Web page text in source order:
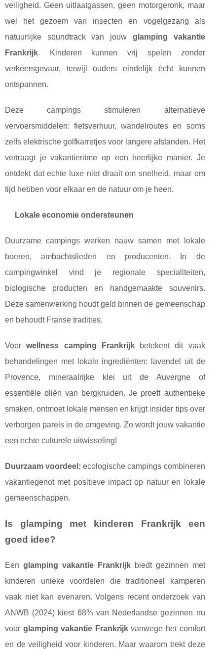
veiligheid. Geen uitlaatgassen, geen motorgeronk, maar
wel het gezoem van insecten en vogelgezang als
natuurlijke soundtrack van jouw glamping vakantie
Frankrijk. Kinderen kunnen vrij spelen zonder
verkeersgevaar, terwijl ouders eindelijk écht kunnen
ontspannen.
Deze campings stimuleren alternatieve
vervoersmiddelen: fietsverhuur, wandelroutes en soms
zelfs elektrische golfkarretjes voor langere afstanden. Het
vertraagt je vakantieritme op een heerlijke manier. Je
ontdekt dat echte luxe niet draait om snelheid, maar om
tijd hebben voor elkaar en de natuur om je heen.
Lokale economie ondersteunen
Duurzame campings werken nauw samen met lokale
boeren, ambachtslieden en producenten. In de
campingwinkel vind je regionale specialiteiten,
biologische producten en handgemaakte souvenirs.
Deze samenwerking houdt geld binnen de gemeenschap
en behoudt Franse tradities.
Voorwellness camping Frankrijkbetekent dit vaak
behandelingen met lokale ingrediënten: lavendel uit de
Provence, mineraalrijke klei uit de Auvergne of
essentiële oliën van bergkruiden. Je proeft authentieke
smaken, ontmoet lokale mensen en krijgt insider tips over
verborgen parels in de omgeving. Zo wordt jouw vakantie
een echte culturele uitwisseling!
Duurzaam voordeel: ecologische campings combineren
vakantiegenot met positieve impact op natuur en lokale
gemeenschappen.
Is glamping met kinderen Frankrijk een
goed idee?
Een glamping vakantie Frankrijkbiedt gezinnen met
kinderen unieke voordelen die traditioneel kamperen
vaak niet kan evenaren. Volgens recent onderzoek van
ANWB (2024) kiest 68% van Nederlandse gezinnen nu
voor glamping vakantie Frankrijkvanwege het comfort
en de veiligheid voor kinderen. Maar waarom trekt deze